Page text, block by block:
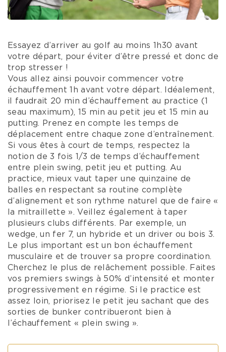
Essayez d’arriver au golf au moins 1h30 avant
votre départ, pour éviter d’être pressé et donc de
trop stresser !
Vous allez ainsi pouvoir commencer votre
échauffement 1h avant votre départ. Idéalement,
il faudrait 20 min d’échauffement au practice (1
seau maximum), 15 min au petit jeu et 15 min au
putting. Prenez en compte les temps de
déplacement entre chaque zone d’entraînement.
Si vous êtes à court de temps, respectez la
notion de 3 fois 1/3 de temps d’échauffement
entre plein swing, petit jeu et putting. Au
practice, mieux vaut taper une quinzaine de
balles en respectant sa routine complète
d’alignement et son rythme naturel que de faire «
la mitraillette ». Veillez également à taper
plusieurs clubs différents. Par exemple, un
wedge, un fer 7, un hybride et un driver ou bois 3.
Le plus important est un bon échauffement
musculaire et de trouver sa propre coordination.
Cherchez le plus de relâchement possible. Faites
vos premiers swings à 50% d’intensité et monter
progressivement en régime. Si le practice est
assez loin, priorisez le petit jeu sachant que des
sorties de bunker contribueront bien à
l’échauffement « plein swing ».